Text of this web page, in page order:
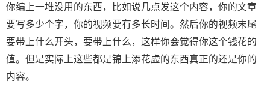
你编上一堆没用的东西，比如说几点发这个内容，你的文章
要写多少个字，你的视频要有多长时间。然后你的视频末尾
要带上什么开头，要带上什么，这样你会觉得你这个钱花的
值。但是实际上这些都是锦上添花虚的东西真正的还是你的
内容。